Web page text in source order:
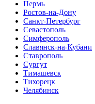
Пермь
Ростов-на-Дону
Санкт-Петербург
Севастополь
Симферополь
Славянск-на-Кубани
Ставрополь
Сургут
Тимашевск
Тихорецк
Челябинск